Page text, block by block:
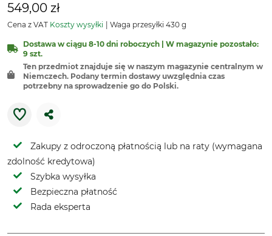
549,00 zł
Cena z VAT Koszty wysyłki Waga przesyłki 430 g
Dostawa w ciągu 8-10 dni roboczych | W magazynie pozostało:
9 szt.
Ten przedmiot znajduje się w naszym magazynie centralnym w
Niemczech. Podany termin dostawy uwzględnia czas
potrzebny na sprowadzenie go do Polski.
Zakupy z odroczoną płatnością lub na raty (wymagana
zdolność kredytowa)
Szybka wysyłka
Bezpieczna płatność
Rada eksperta